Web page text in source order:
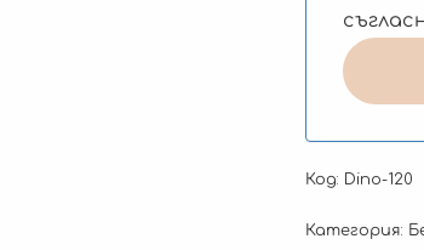
Код: Dino-120
Категория: